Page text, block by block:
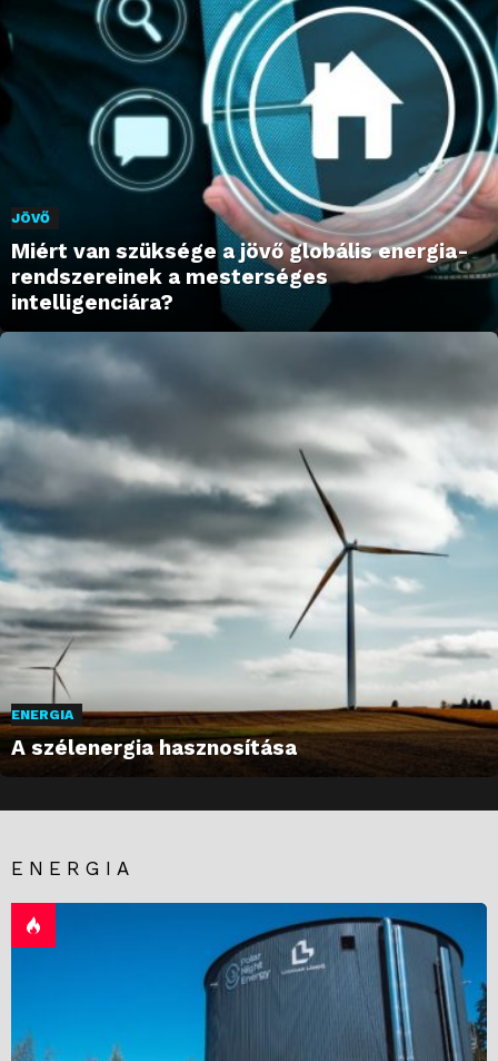
JÖVŐ
Miért van szüksége a jövő globális energia-
rendszereinek a mesterséges
intelligenciára?
ENERGIA
A szélenergia hasznosítása
ENERGIA